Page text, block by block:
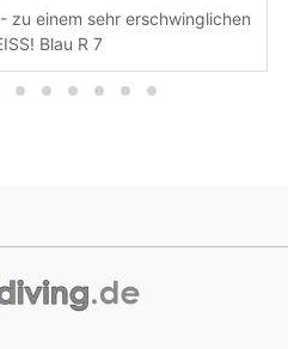
zu einem sehr erschwinglichen
Blau R 7